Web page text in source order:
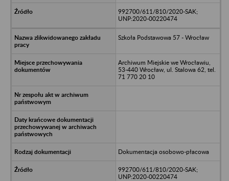
992700/611/810/2020-SAK;
UNP:2020-00220474
Szkoła Podstawowa 57 - Wrocław
Archiwum Miejskie we Wrocławiu,
53-440 Wrocław, ul. Stalowa 62, tel.
71 770 20 10
Dokumentacja osobowo-płacowa
992700/611/810/2020-SAK;
UNP:2020-00220474